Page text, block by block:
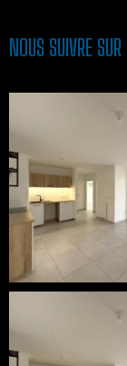
NOUS SUIVRE